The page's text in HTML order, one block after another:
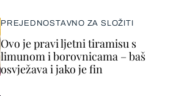
PREJEDNOSTAVNO ZA SLOŽITI
Ovo je pravi ljetni tiramisu s
limunom i borovnicama – baš
osvježava i jako je fin